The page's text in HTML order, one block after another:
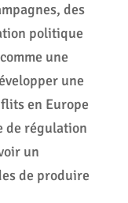
des
politique
une
une
en Europe
de régulation
un
de produire